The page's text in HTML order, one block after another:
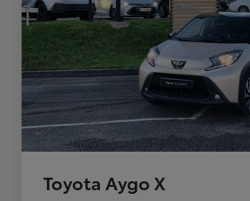
Toyota Aygo X